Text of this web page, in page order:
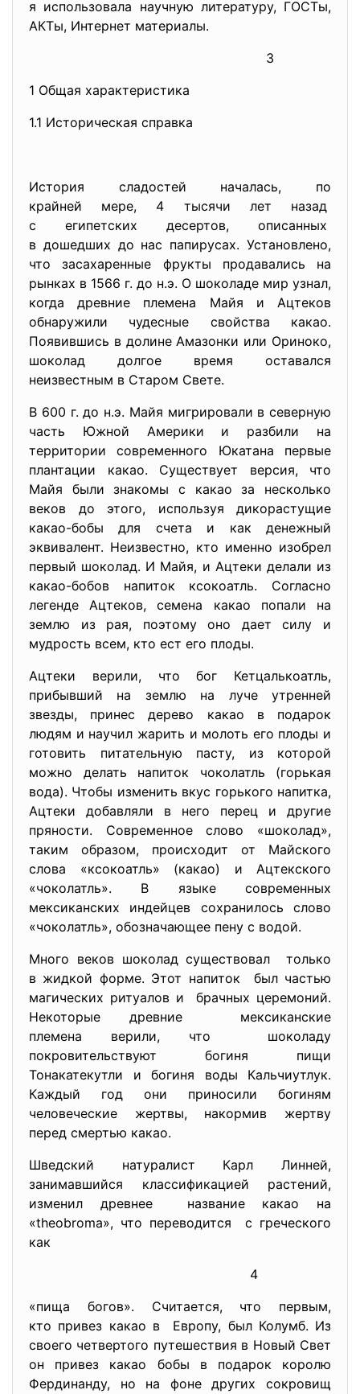
я использовала научную литературу, ГОСТы,
АКТы, Интернет материалы.
3
1 Общая характеристика
1.1 Историческая справка
История сладостей началась, по
крайней мере, 4 тысячи лет назад
с египетских десертов, описанных
в дошедших до нас папирусах. Установлено,
что засахаренные фрукты продавались на
рынках в 1566 г. до н.э. О шоколаде мир узнал,
когда древние племена Майя и Ацтеков
обнаружили чудесные свойства какао.
Появившись в долине Амазонки или Ориноко,
шоколад долгое время оставался
неизвестным в Старом Свете.
В 600 г. до н.э. Майя мигрировали в северную
часть Южной Америки и разбили на
территории современного Юкатана первые
плантации какао. Существует версия, что
Майя были знакомы с какао за несколько
веков до этого, используя дикорастущие
какао-бобы для счета и как денежный
эквивалент. Неизвестно, кто именно изобрел
первый шоколад. И Майя, и Ацтеки делали из
какао-бобов напиток ксокоатль. Согласно
легенде Ацтеков, семена какао попали на
землю из рая, поэтому оно дает силу и
мудрость всем, кто ест его плоды.
Ацтеки верили, что бог Кетцалькоатль,
прибывший на землю на луче утренней
звезды, принес дерево какао в подарок
людям и научил жарить и молоть его плоды и
готовить питательную пасту, из которой
можно делать напиток чоколатль (горькая
вода). Чтобы изменить вкус горького напитка,
Ацтеки добавляли в него перец и другие
пряности. Современное слово «шоколад»,
таким образом, происходит от Майского
слова «ксокоатль» (какао) и Ацтекского
«чоколатль». В языке современных
мексиканских индейцев сохранилось слово
«чоколатль», обозначающее пену с водой.
Много веков шоколад существовал только
в жидкой форме. Этот напиток был частью
магических ритуалов и брачных церемоний.
Некоторые древние мексиканские
племена верили, что шоколаду
покровительствуют богиня пищи
Тонакатекутли и богиня воды Кальчиутлук.
Каждый год они приносили богиням
человеческие жертвы, накормив жертву
перед смертью какао.
Шведский натуралист Карл Линней,
занимавшийся классификацией растений,
изменил древнее название какао на
«theobroma», что переводится с греческого
как
4
«пища богов». Считается, что первым,
кто привез какао в Европу, был Колумб. Из
своего четвертого путешествия в Новый Свет
он привез какао бобы в подарок королю
Фердинанду, но на фоне других сокровищ